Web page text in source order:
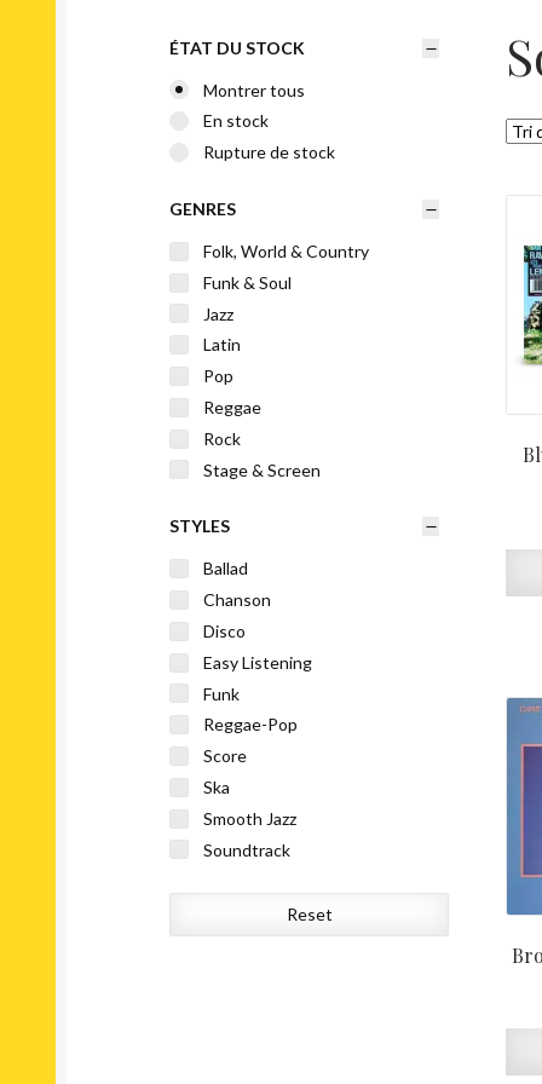
ÉTAT DU STOCK
Montrer tous
En stock
Rupture de stock
GENRES
Folk, World & Country
Funk & Soul
Jazz
Latin
Pop
Reggae
Rock
Stage & Screen
STYLES
Ballad
Chanson
Disco
Easy Listening
Funk
Reggae-Pop
Score
Ska
Smooth Jazz
Soundtrack
Reset